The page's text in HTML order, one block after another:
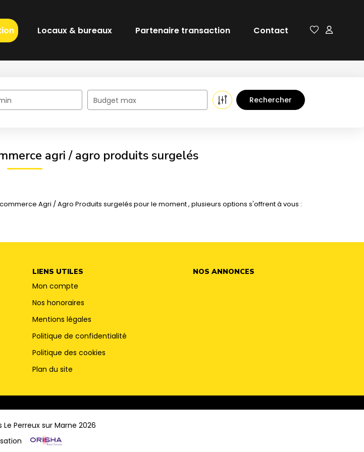
Locaux & bureaux Partenaire transaction Contact
Budget max
agri / agro produits surgelés
Agri / Agro Produits surgelés pour le moment , plusieurs options s'offrent à vous :
LIENS UTILES
Mon compte
Nos honoraires
Mentions légales
Politique de confidentialité
Politique des cookies
Plan du site
NOS ANNONCES
Perreux sur Marne 2026